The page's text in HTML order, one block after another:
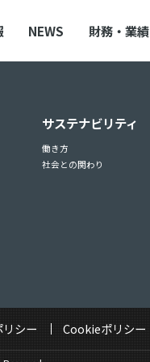
NEWS 財務・業績
サステナビリティ
働き方
社会との関わり
リシー Cookieポリシー